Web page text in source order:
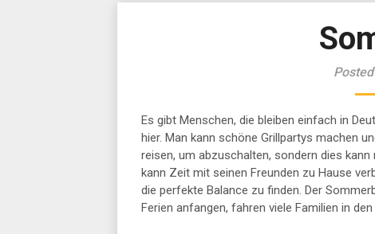
Es gibt Menschen, die bleiben einfach in
hier. Man kann schöne Grillpartys machen
reisen, um abzuschalten, sondern dies
kann Zeit mit seinen Freunden zu Hause
die perfekte Balance zu finden. Der
Ferien anfangen, fahren viele Familien in